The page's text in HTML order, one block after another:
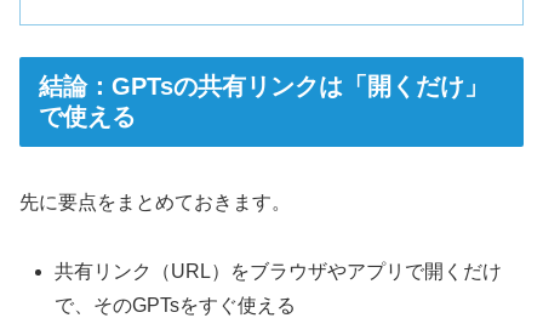
結論：GPTsの共有リンクは「開くだけ」
で使える
先に要点をまとめておきます。
共有リンク（URL）をブラウザやアプリで開くだけ
で、そのGPTsをすぐ使える